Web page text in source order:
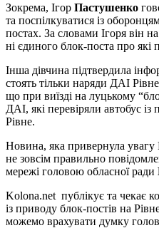
Зокрема, Ігор Пастушенко
та поспілкуватися із
постах. За словами Ігоря він
ні єдиного блок-поста про які
Інша дівчина підтвердила
стоять тільки наряди ДАІ
що при виїзді на луцькому
ДАІ, які перевіряли автобус
Рівне.
Новина, яка привернула увагу
не зовсім правильно
мережі головою обласної ради
Kolona.net публікує та чекає
із приводу блок-постів на
можемо врахувати думку